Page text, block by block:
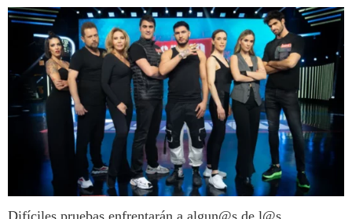
Difíciles pruebas enfrentarán a algun@s de l@s